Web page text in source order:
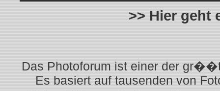
>> Hier geht
Das Photoforum ist einer der
Es basiert auf tausenden von